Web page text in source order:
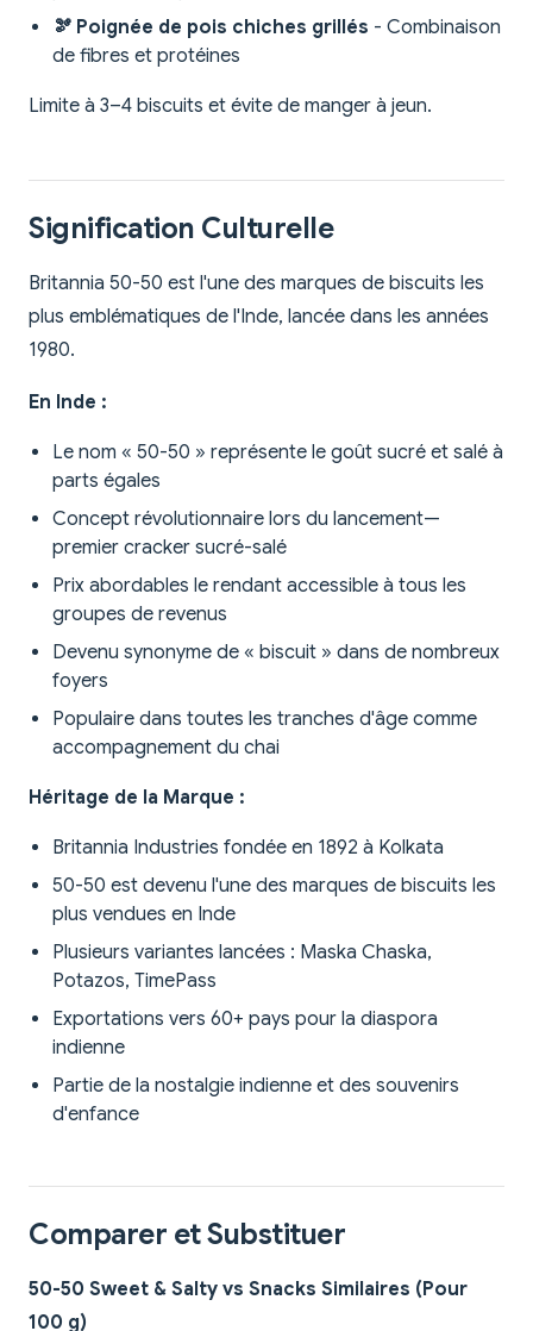
🫘 Poignée de pois chiches grillés - Combinaison
de fibres et protéines
Limite à 3–4 biscuits et évite de manger à jeun.
Signification Culturelle
Britannia 50-50 est l'une des marques de biscuits les
plus emblématiques de l'Inde, lancée dans les années
1980.
En Inde :
Le nom « 50-50 » représente le goût sucré et salé à
parts égales
Concept révolutionnaire lors du lancement—
premier cracker sucré-salé
Prix abordables le rendant accessible à tous les
groupes de revenus
Devenu synonyme de « biscuit » dans de nombreux
foyers
Populaire dans toutes les tranches d'âge comme
accompagnement du chai
Héritage de la Marque :
Britannia Industries fondée en 1892 à Kolkata
50-50 est devenu l'une des marques de biscuits les
plus vendues en Inde
Plusieurs variantes lancées : Maska Chaska,
Potazos, TimePass
Exportations vers 60+ pays pour la diaspora
indienne
Partie de la nostalgie indienne et des souvenirs
d'enfance
Comparer et Substituer
50-50 Sweet & Salty vs Snacks Similaires (Pour
100 g)